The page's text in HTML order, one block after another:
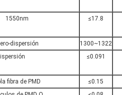
1550nm
≤17.8
dispersión
1300~1322
≤0.091
fibra de PMD ≤0.15